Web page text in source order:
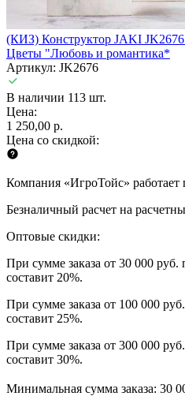
(КИЗ) Конструктор JAKI
Цветы "Любовь и романтика*
Артикул: JK2676
В наличии 113 шт.
Цена:
1 250,00 р.
Цена со скидкой:
Компания «ИгроТойс» работает
Безналичный расчет на
Оптовые скидки:
При сумме заказа от 30 000 руб.
составит 20%.
При сумме заказа от 100 000
составит 25%.
При сумме заказа от 300 000
составит 30%.
Минимальная сумма заказа: 30